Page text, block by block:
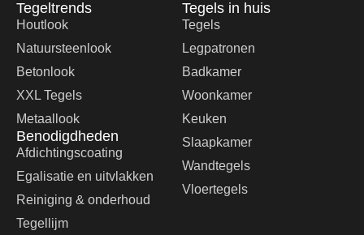
Tegeltrends
Houtlook
Natuursteenlook
Betonlook
XXL Tegels
Metaallook
Benodigdheden
Afdichtingscoating
Egalisatie en uitvlakken
Reiniging & onderhoud
Tegellijm
Tegels in huis
Tegels
Legpatronen
Badkamer
Woonkamer
Keuken
Slaapkamer
Wandtegels
Vloertegels